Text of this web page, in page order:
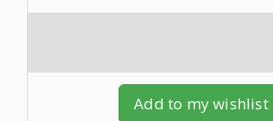
Add to my wishlist